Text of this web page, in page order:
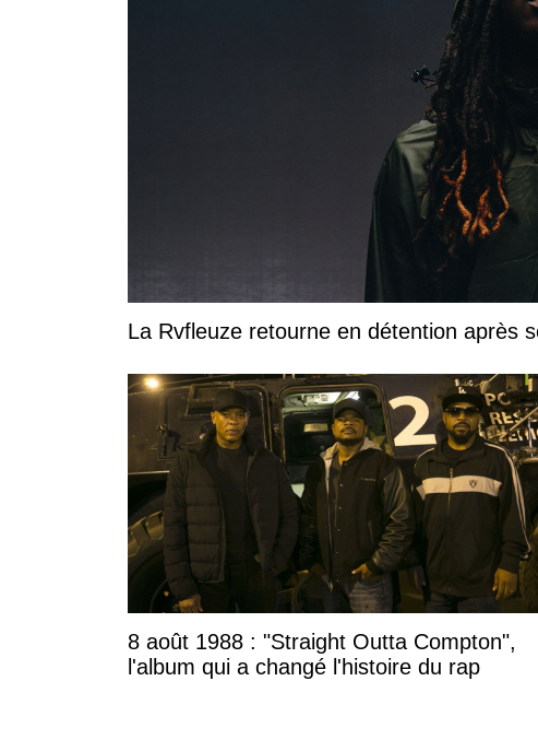
La Rvfleuze retourne en détention après
8 août 1988 : "Straight Outta Compton",
l'album qui a changé l'histoire du rap